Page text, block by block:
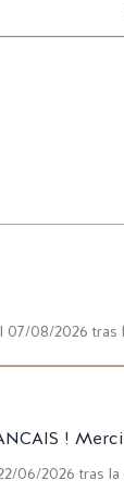
07/08/2026
!
06/2026 tras